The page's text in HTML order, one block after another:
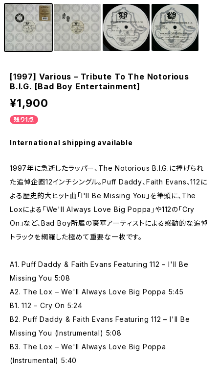
[1997] Various – Tribute To The Notorious
B.I.G. [Bad Boy Entertainment]
¥1,900
残り1点
International shipping available
1997年に急逝したラッパー、The Notorious B.I.G.に捧げられ
た追悼企画12インチシングル。Puff Daddy、Faith Evans、112に
よる歴史的大ヒット曲「I'll Be Missing You」を筆頭に、The
Loxによる「We'll Always Love Big Poppa」や112の「Cry
On」など、Bad Boy所属の豪華アーティストによる感動的な追悼
トラックを網羅した極めて重要な一枚です。
A1. Puff Daddy & Faith Evans Featuring 112 – I'll Be
Missing You 5:08
A2. The Lox – We'll Always Love Big Poppa 5:45
B1. 112 – Cry On 5:24
B2. Puff Daddy & Faith Evans Featuring 112 – I'll Be
Missing You (Instrumental) 5:08
B3. The Lox – We'll Always Love Big Poppa
(Instrumental) 5:40